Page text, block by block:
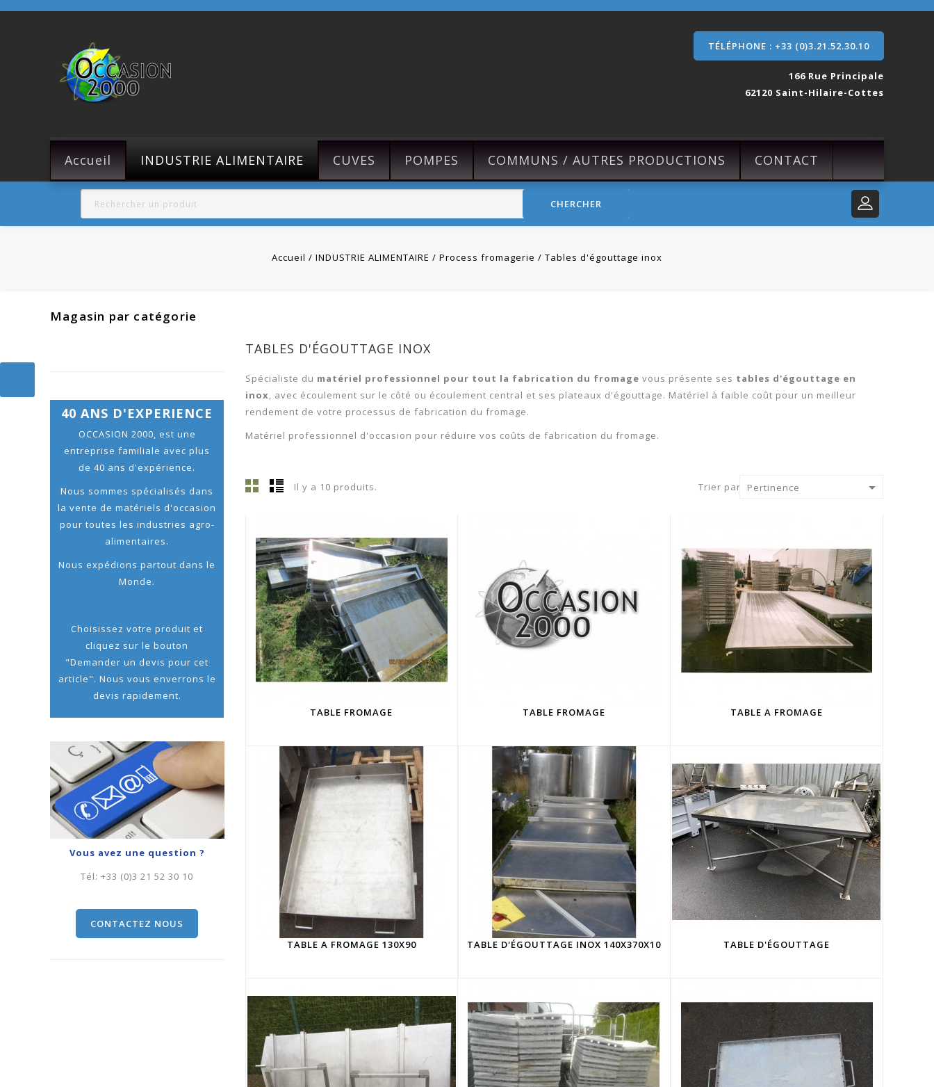
TÉLÉPHONE : +33 (0)3.21.52.30.10
166 Rue Principale
62120 Saint-Hilaire-Cottes
Accueil INDUSTRIE ALIMENTAIRE CUVES POMPES COMMUNS / AUTRES PRODUCTIONS CONTACT
CHERCHER
Accueil INDUSTRIE ALIMENTAIRE Process fromagerie Tables d'égouttage inox
Magasin par catégorie
40 ANS D'EXPERIENCE
OCCASION 2000, est une
entreprise familiale avec plus
de 40 ans d'expérience.
Nous sommes spécialisés dans
la vente de matériels d'occasion
pour toutes les industries agro-
alimentaires.
Nous expédions partout dans le
Monde.
Choisissez votre produit et
cliquez sur le bouton
"Demander un devis pour cet
article". Nous vous enverrons le
devis rapidement.
Vous avez une question ?
Tél:+33 (0)3 21 52 30 10
CONTACTEZ NOUS
TABLES D'ÉGOUTTAGE INOX
Spécialiste du matériel professionnel pour tout la fabrication du fromage vous présente ses tables d'égouttage en
inox, avec écoulement sur le côté ou écoulement central et ses plateaux d'égouttage. Matériel à faible coût pour un meilleur
rendement de votre processus de fabrication du fromage.
Matériel professionnel d'occasion pour réduire vos coûts de fabrication du fromage.
Il y a 10 produits. Trier par : Pertinence 
TABLE FROMAGE TABLE FROMAGE TABLE A FROMAGE
TABLE A FROMAGE 130X90 TABLE D'ÉGOUTTAGE INOX 140X370X10 TABLE D'ÉGOUTTAGE